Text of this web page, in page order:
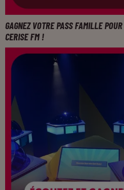
GAGNEZ VOTRE PASS FAMILLE
CERISE FM !